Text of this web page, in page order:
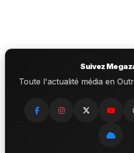
Suivez
Toute l'actualité média en